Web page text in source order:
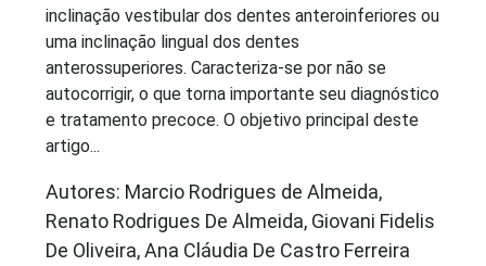
inclinação vestibular dos dentes anteroinferiores ou
uma inclinação lingual dos dentes
anterossuperiores. Caracteriza-se por não se
autocorrigir, o que torna importante seu diagnóstico
e tratamento precoce. O objetivo principal deste
artigo...
Autores: Marcio Rodrigues de Almeida,
Renato Rodrigues De Almeida, Giovani Fidelis
De Oliveira, Ana Cláudia De Castro Ferreira